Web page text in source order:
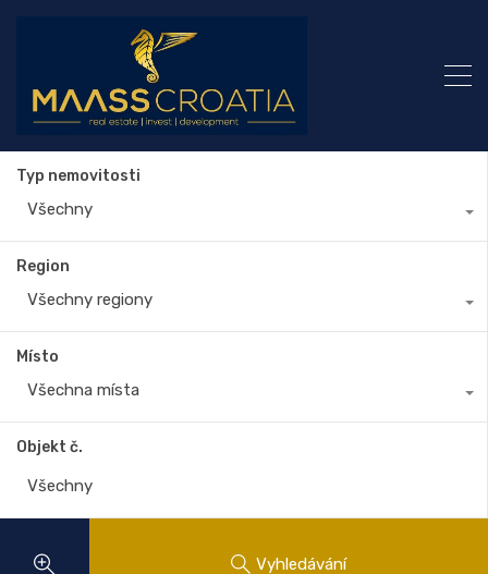
Typ nemovitosti
Všechny
Region
Všechny regiony
Místo
Všechna místa
Objekt č.
Vyhledávání